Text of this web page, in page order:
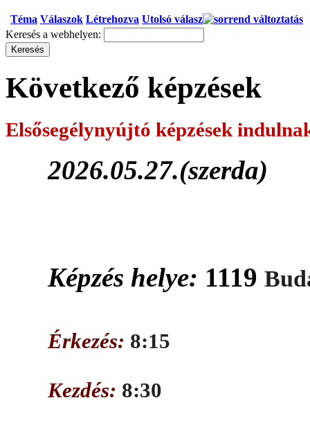
Téma Válaszok Létrehozva Utolsó válasz
Keresés a webhelyen:
Következő képzések
Elsősegélynyújtó képzések
2026.05.27.(szerda)
Képzés helye: 1119
Érkezés: 8:15
Kezdés: 8:30